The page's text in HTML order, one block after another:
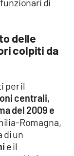
di
delle
colpiti da
per il
centrali,
del 2009 e
Romagna,
di un
e il